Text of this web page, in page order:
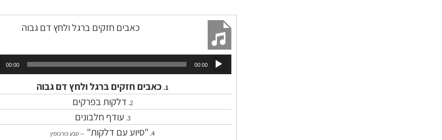
כאבים חזקים ברגל ולחץ דם גבוה
אודיו
00:00
00:00
1. כאבים חזקים ברגל ולחץ דם גבוה
2. דלקות בפרקים
3. עודף חלבונים
4. "סיוע עם דלקות" — טבע כורכומין